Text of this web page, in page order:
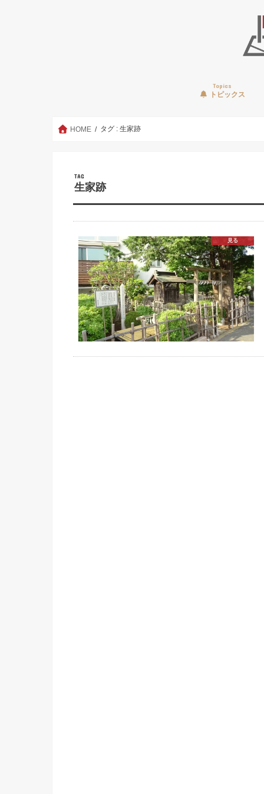
Topics
トピックス
HOME タグ : 生家跡
TAG
生家跡
見る